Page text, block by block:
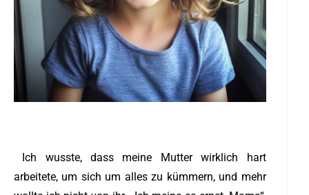
Ich wusste, dass meine Mutter wirklich hart
arbeitete, um sich um alles zu kümmern, und mehr